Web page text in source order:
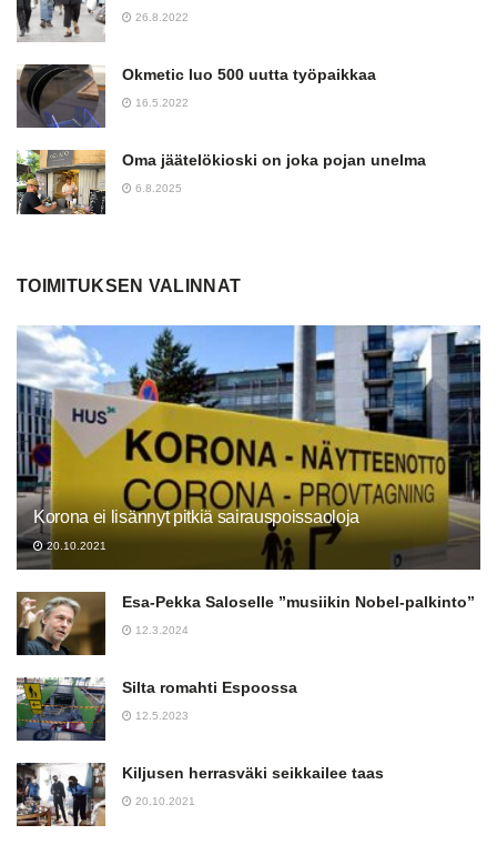
26.8.2022
Okmetic luo 500 uutta työpaikkaa
16.5.2022
Oma jäätelökioski on joka pojan unelma
6.8.2025
TOIMITUKSEN VALINNAT
Korona ei lisännyt pitkiä sairauspoissaoloja
20.10.2021
Esa-Pekka Saloselle ”musiikin Nobel-palkinto”
12.3.2024
Silta romahti Espoossa
12.5.2023
Kiljusen herrasväki seikkailee taas
20.10.2021